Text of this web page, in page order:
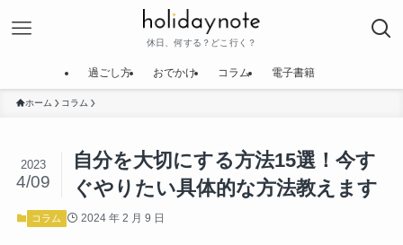
休日、何する？どこ行く？
過ごし方 おでかけ コラム 電子書籍
ホーム コラム
自分を大切にする方法15選！今す
ぐやりたい具体的な方法教えます
2023
4/09
コラム 2024 年 2 月 9 日